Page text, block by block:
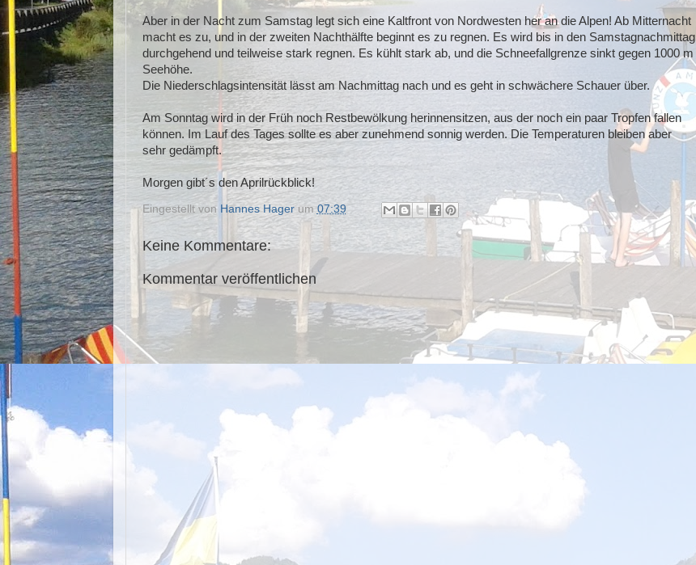
Aber in der Nacht zum Samstag legt sich eine Kaltfront von Nordwesten her an die Alpen! Ab Mitternacht
macht es zu, und in der zweiten Nachthälfte beginnt es zu regnen. Es wird bis in den Samstagnachmittag
durchgehend und teilweise stark regnen. Es kühlt stark ab, und die Schneefallgrenze sinkt gegen 1000 m
Seehöhe.
Die Niederschlagsintensität lässt am Nachmittag nach und es geht in schwächere Schauer über.
Am Sonntag wird in der Früh noch Restbewölkung herinnensitzen, aus der noch ein paar Tropfen fallen
können. Im Lauf des Tages sollte es aber zunehmend sonnig werden. Die Temperaturen bleiben aber
sehr gedämpft.
Morgen gibt´s den Aprilrückblick!
Eingestellt von Hannes Hager um07:39
Keine Kommentare:
Kommentar veröffentlichen